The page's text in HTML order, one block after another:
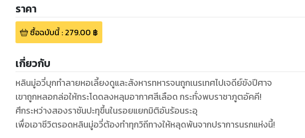
ราคา
ซื้อฉบับนี้: 279.00 ฿
เกี่ยวกับ
หลินมู่อวี่บุกทำลายหอเลี้ยงดูและสังหารทหารจนถูกเนรเทศไปเจดีย์ขังปีศาจ
เขาถูกหลอกล่อให้กระโดดลงหลุมอากาศสีเลือด กระทั่งพบราชาภูตอัคคี!
ศึกระหว่างสองราชันปะทุขึ้นในรอยแยกมิติอันร้อนระอุ
เพื่อเอาชีวิตรอดหลินมู่อวี่ต้องทำทุกวิถีทางให้หลุดพ้นจากปราการนรกแห่งนี้!